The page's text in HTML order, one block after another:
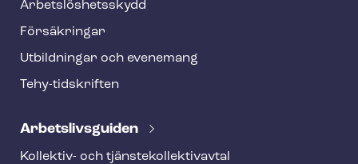
o
t
e
Ar­bets­lös­hets­skydd
Försäkringar
Utbildningar och evenemang
Tehy-​tidskriften
Ar­bets­livs­gui­den
Kollektiv- och tjäns­te­kol­lek­tivav­tal